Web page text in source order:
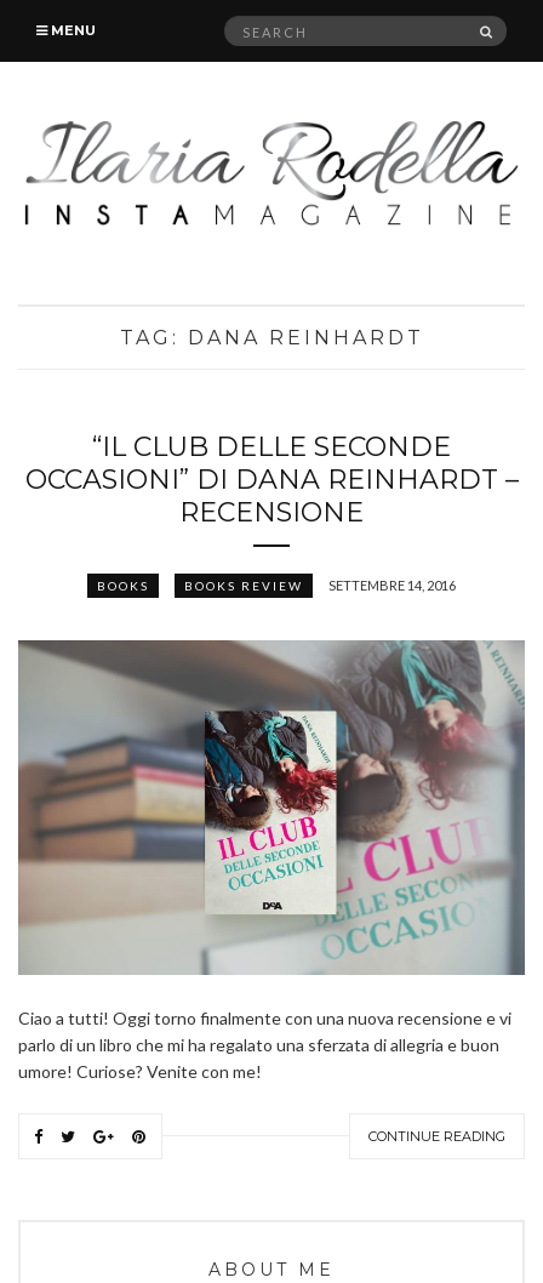
MENU
Search
TAG: DANA REINHARDT
“IL CLUB DELLE SECONDE
OCCASIONI” DI DANA REINHARDT –
RECENSIONE
BOOKS BOOKS REVIEW SETTEMBRE 14, 2016
Ciao a tutti! Oggi torno finalmente con una nuova recensione e vi
parlo di un libro che mi ha regalato una sferzata di allegria e buon
umore! Curiose? Venite con me!
CONTINUE READING
ABOUT ME